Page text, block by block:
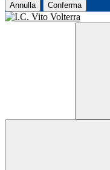
Annulla Conferma